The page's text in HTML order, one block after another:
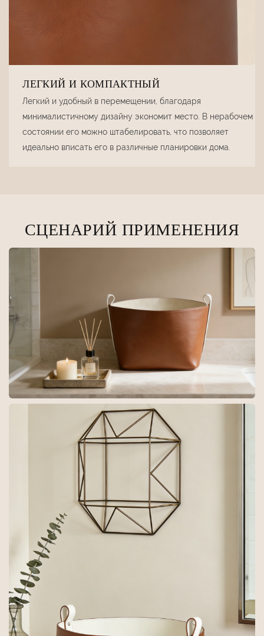
ЛЕГКИЙ И КОМПАКТНЫЙ
Легкий и удобный в перемещении, благодаря
минималистичному дизайну экономит место. В нерабочем
состоянии его можно штабелировать, что позволяет
идеально вписать его в различные планировки дома.
СЦЕНАРИЙ ПРИМЕНЕНИЯ